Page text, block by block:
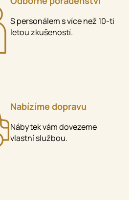
S personálem s více než 10-ti
letou zkušeností.
Nabízíme dopravu
Nábytek vám dovezeme
vlastní službou.